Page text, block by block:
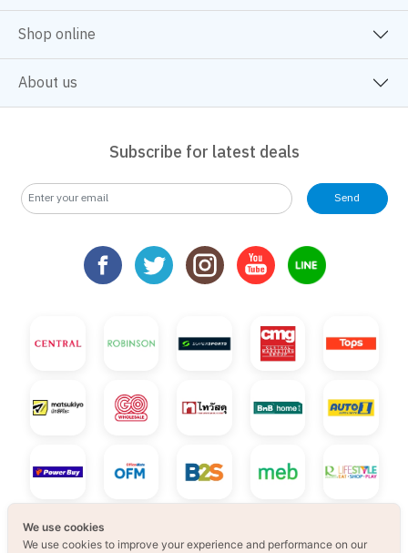
Shop online
About us
Subscribe for latest deals
Send
We use cookies
We use cookies to improve your experience and performance on our